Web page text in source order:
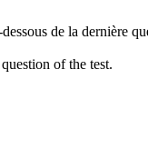
de la dernière
of the test.